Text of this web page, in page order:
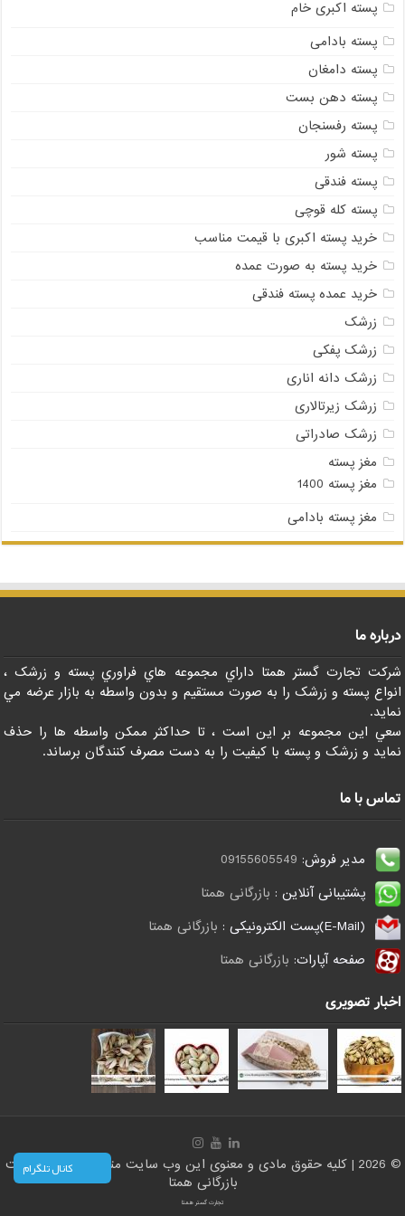
پسته اکبری خام
پسته بادامی
پسته دامغان
پسته دهن بست
پسته رفسنجان
پسته شور
پسته فندقی
پسته کله قوچی
خرید پسته اکبری با قیمت مناسب
خرید پسته به صورت عمده
خرید عمده پسته فندقی
زرشک
زرشک پفکی
زرشک دانه اناری
زرشک زیرتالاری
زرشک صادراتی
مغز پسته
مغز پسته 1400
مغز پسته بادامی
درباره ما
شرکت تجارت گستر همتا داراي مجموعه هاي فراوري پسته و زرشک ،
انواع پسته و زرشک را به صورت مستقيم و بدون واسطه به بازار عرضه مي
نمايد.
سعي اين مجموعه بر اين است ، تا حداکثر ممکن واسطه ها را حذف
نمايد و زرشک و پسته با کيفيت را به دست مصرف کنندگان برساند.
تماس با ما
مدیر فروش: 09155605549
پشتیبانی آنلاین : بازرگانی همتا
(E-Mail)پست الکترونیکی :
بازرگانی همتا
صفحه آپارات: بازرگانی همتا
اخبار تصویری
© 2026 | کلیه حقوق مادی و معنوی این وب سایت متعلق است به سایت
بازرگانی همتا
تجارت گستر همتا
کانال تلگرام